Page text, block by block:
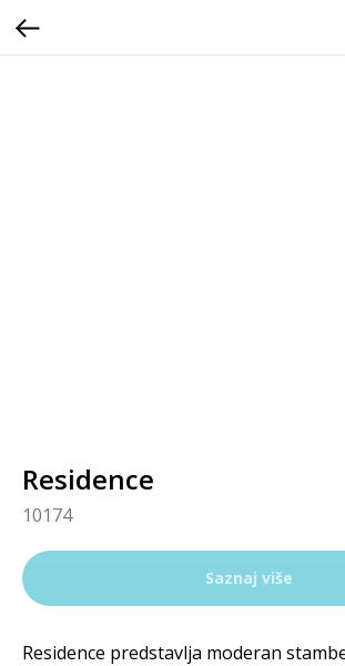
Residence
10174
Saznaj više
Residence predstavlja moderan